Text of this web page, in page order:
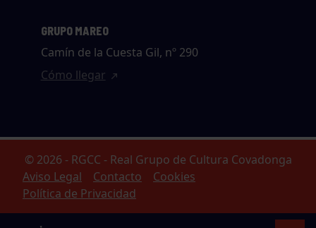
GRUPO MAREO
Camín de la Cuesta Gil, nº 290
Cómo llegar
© 2026 - RGCC - Real Grupo de Cultura Covadonga
Aviso Legal
Contacto
Cookies
Política de Privacidad